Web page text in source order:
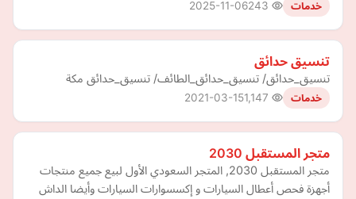
خدمات 2025-11-06
تنسيق حدائق
تنسيق_حدائق/ تنسيق_حدائق_الطائف/ تنسيق_حدائق مكة
خدمات 2021-03-15
متجر المستقبل 2030
متجر المستقبل 2030, المتجر السعودي الأول لبيع جميع منتجات
أجهزة فحص أعطال السيارات و إكسسوارات السيارات وأيضا الداش